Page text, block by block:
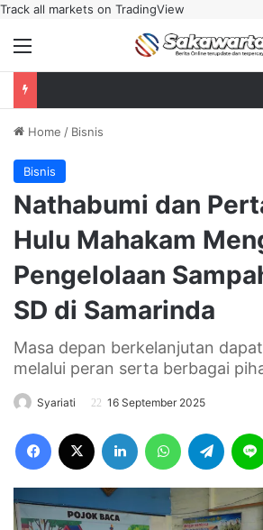
Track all markets on TradingView
Menu
Home / Bisnis
Bisnis
Nathabumi dan
Hulu Mahakam
Pengelolaan
SD di Samarinda
Masa depan berkelanjutan
melalui peran serta berbagai
Syariati 16 September 2025
Facebook LinkedIn WhatsApp